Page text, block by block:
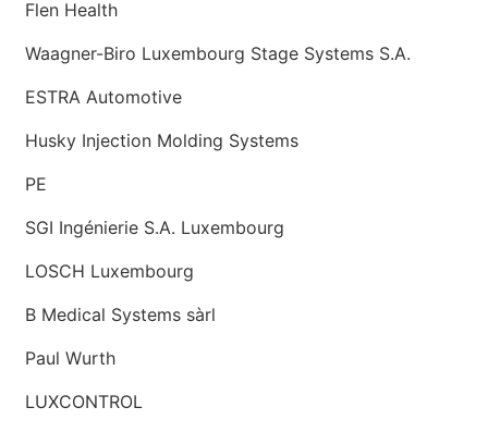
Flen Health
Waagner-Biro Luxembourg Stage Systems S.A.
ESTRA Automotive
Husky Injection Molding Systems
PE
SGI Ingénierie S.A. Luxembourg
LOSCH Luxembourg
B Medical Systems sàrl
Paul Wurth
LUXCONTROL